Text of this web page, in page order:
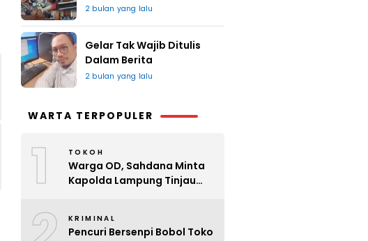
2 bulan yang lalu
Gelar Tak Wajib Ditulis
Dalam Berita
2 bulan yang lalu
WARTA TERPOPULER
1 TOKOH
Warga OD, Sahdana Minta
Kapolda Lampung Tinjau
KRIMINAL
Pencuri Bersenpi Bobol Toko